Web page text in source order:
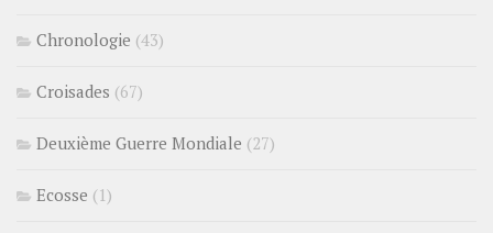
Chronologie (43)
Croisades (67)
Deuxième Guerre Mondiale (27)
Ecosse (1)